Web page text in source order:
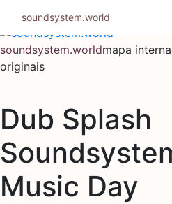
para
conteúdo
soundsystem.worldmapa
originais
Dub Splash
Music Day
soundsystem.world